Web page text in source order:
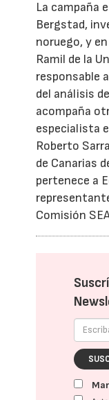
La campaña
Bergstad,
noruego, y
Ramil de la
responsable
del análisis
acompaña
especialista
Roberto
de Canarias
pertenece a
Comisión